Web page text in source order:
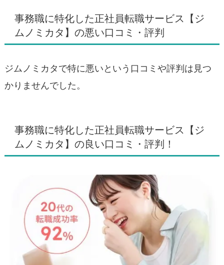
事務職に特化した正社員転職サービス【ジ
ムノミカタ】の悪い口コミ・評判
ジムノミカタで特に悪いという口コミや評判は見つ
かりませんでした。
事務職に特化した正社員転職サービス【ジ
ムノミカタ】の良い口コミ・評判！